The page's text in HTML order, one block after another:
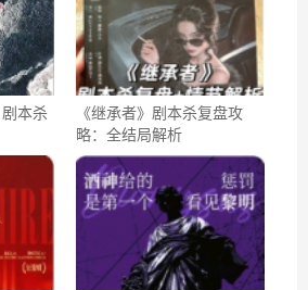
剧本杀
《继承者》剧本杀复盘攻
略：全结局解析